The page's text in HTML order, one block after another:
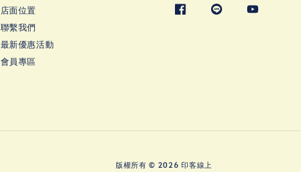
店面位置
聯繫我們
最新優惠活動
會員專區
版權所有 © 2026 印客線上